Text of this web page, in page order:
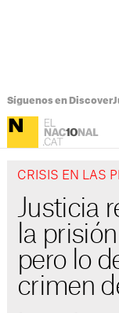
Síguenos en Discover
CRISIS EN LAS
Justicia
la
pero lo
crimen